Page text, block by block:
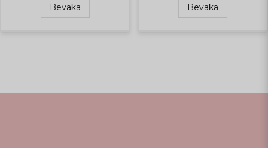
Bevaka Bevaka